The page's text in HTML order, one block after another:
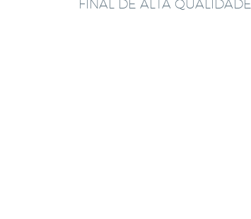
FINAL DE ALTA QUALIDADE.